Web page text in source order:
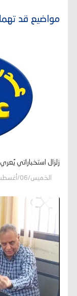
مواضيع قد
زلزال استخباراتي
الخميس/06/أغسطس/2026 - 05:53 م